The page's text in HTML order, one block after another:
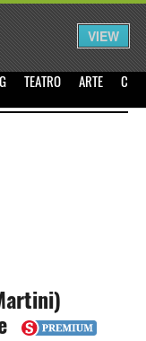
Iniciar Sessão
TEATRO ARTE
VIEW